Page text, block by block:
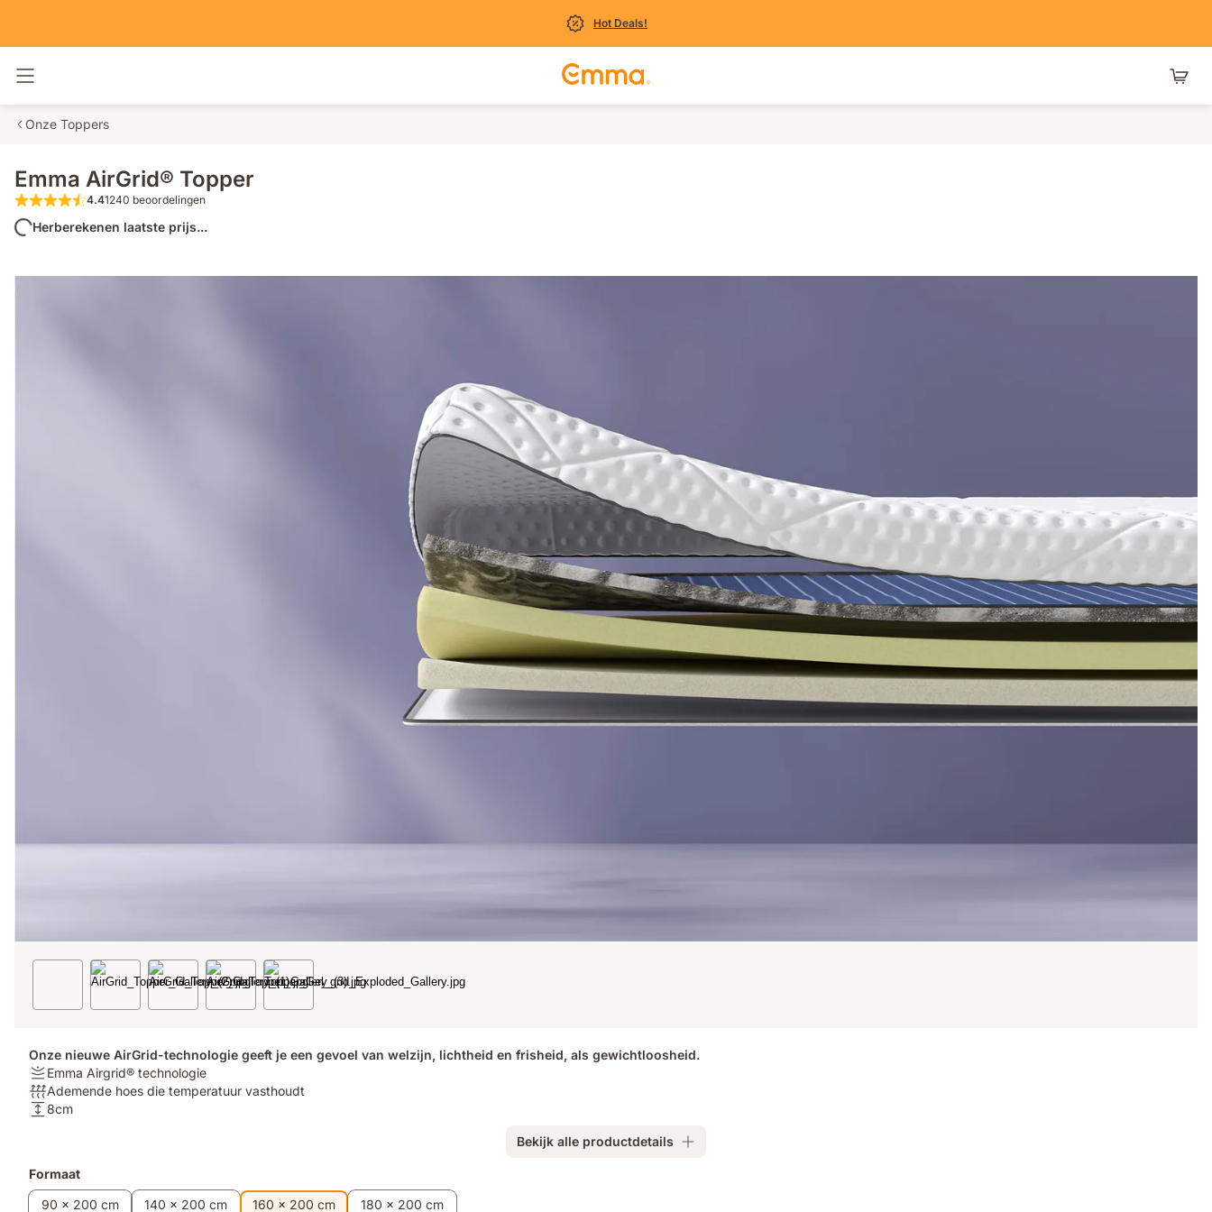
Hot Deals!
Onze Toppers
Emma AirGrid® Topper
4.4 van de 5 sterren 1240 beoordelingen
4.41240 beoordelingen
Herberekenen laatste prijs...
Onze nieuwe AirGrid-technologie geeft je een gevoel van welzijn, lichtheid en frisheid, als gewichtloosheid.
Stijfheid:
Emma
Airgrid®
Emma Airgrid® technologie
Ademend
vermogen:
temperatuur
vasthoudt
Ademende hoes die temperatuur vasthoudt
Hoogte:
8cm
Bekijk alle productdetails
Extra
producten
Formaat
90 x 200 cm
140 x 200 cm 160 x 200 cm
180 x 200 cm